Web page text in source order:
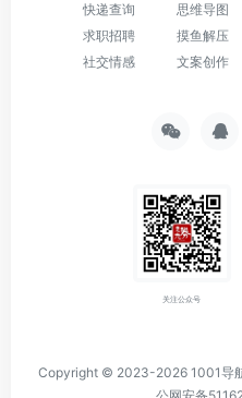
快递查询
求职招聘
社交情感
思维导图
摸鱼解压
文案创作
关注公众号
Copyright © 2023-2026 1001导